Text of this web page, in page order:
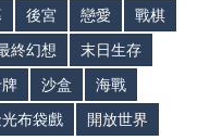
後宮 戀愛
戰棋
終幻想
末日生存
沙盒
海戰
布袋戲
開放世界